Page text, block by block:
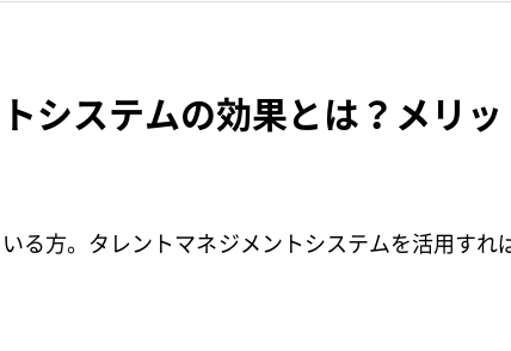
システムの効果とは？メリ
る方。タレントマネジメントシステムを活用すれ